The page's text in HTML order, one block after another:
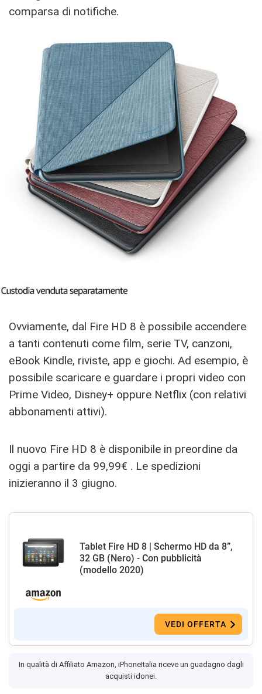
comparsa di notifiche.
Ovviamente, dal Fire HD 8 è possibile accendere
a tanti contenuti come film, serie TV, canzoni,
eBook Kindle, riviste, app e giochi. Ad esempio, è
possibile scaricare e guardare i propri video con
Prime Video, Disney+ oppure Netflix (con relativi
abbonamenti attivi).
Il nuovo Fire HD 8 è disponibile in preordine da
oggi a partire da 99,99€ . Le spedizioni
inizieranno il 3 giugno.
Tablet Fire HD 8 | Schermo HD da 8”,
32 GB (Nero) - Con pubblicità
(modello 2020)
VEDI OFFERTA
In qualità di Affiliato Amazon, iPhoneItalia riceve un guadagno dagli
acquisti idonei.